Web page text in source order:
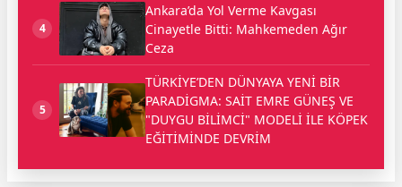
4
Ankara’da Yol Verme Kavgası
Cinayetle Bitti: Mahkemeden Ağır
Ceza
5
TÜRKİYE’DEN DÜNYAYA YENİ BİR
PARADİGMA: SAİT EMRE GÜNEŞ VE
"DUYGU BİLİMCİ" MODELİ İLE KÖPEK
EĞİTİMİNDE DEVRİM